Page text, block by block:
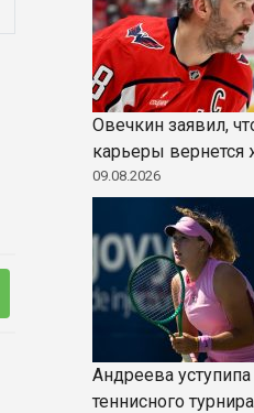
Овечкин заявил,
карьеры
09.08.2026
Андреева
теннисного